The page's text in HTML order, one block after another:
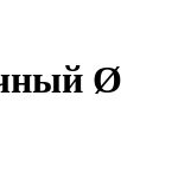
Ø